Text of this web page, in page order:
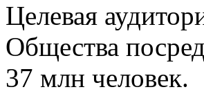
Целевая
Общества
37 млн человек.